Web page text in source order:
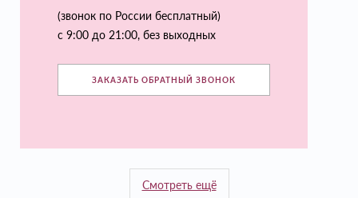
(звонок по России бесплатный)
с 9:00 до 21:00, без выходных
ЗАКАЗАТЬ ОБРАТНЫЙ ЗВОНОК
Смотреть ещё